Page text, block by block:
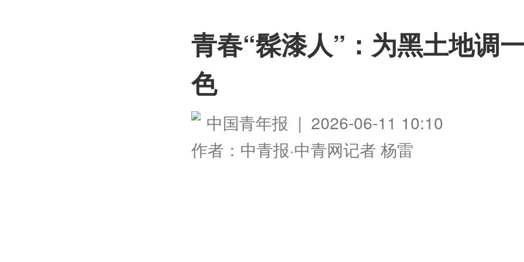
青春“髹漆人”：为黑土地调
色
中国青年报 | 2026-06-11 10:10
作者：中青报·中青网记者 杨雷